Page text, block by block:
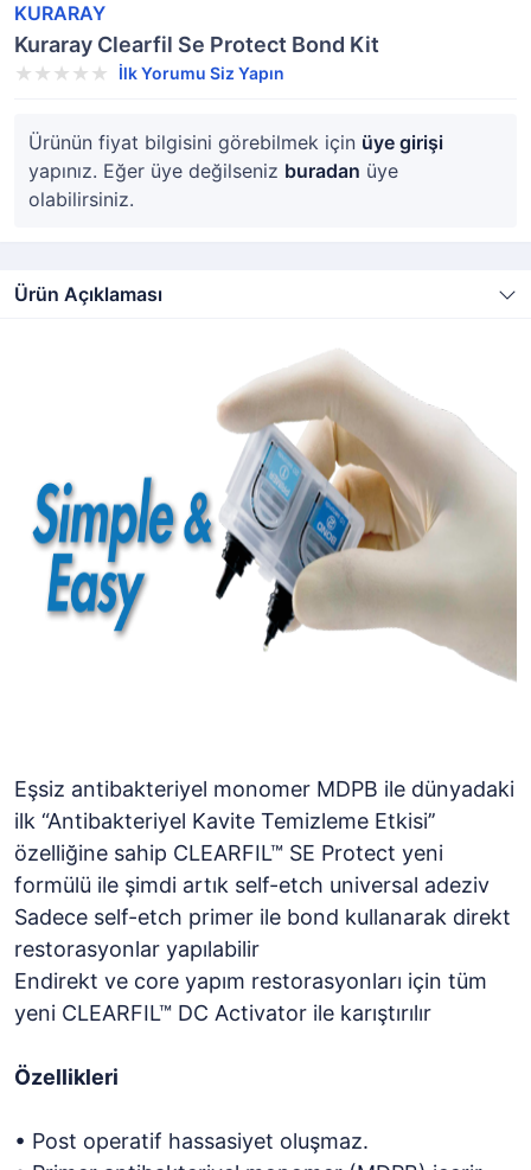
KURARAY
Kuraray Clearfil Se Protect Bond Kit
İlk Yorumu Siz Yapın
Ürünün fiyat bilgisini görebilmek için üye girişi
yapınız. Eğer üye değilseniz buradan üye
olabilirsiniz.
Ürün Açıklaması
Eşsiz antibakteriyel monomer MDPB ile dünyadaki
ilk “Antibakteriyel Kavite Temizleme Etkisi’’
özelliğine sahip CLEARFIL™ SE Protect yeni
formülü ile şimdi artık self-etch universal adeziv
Sadece self-etch primer ile bond kullanarak direkt
restorasyonlar yapılabilir
Endirekt ve core yapım restorasyonları için tüm
yeni CLEARFIL™ DC Activator ile karıştırılır
Özellikleri
• Post operatif hassasiyet oluşmaz.